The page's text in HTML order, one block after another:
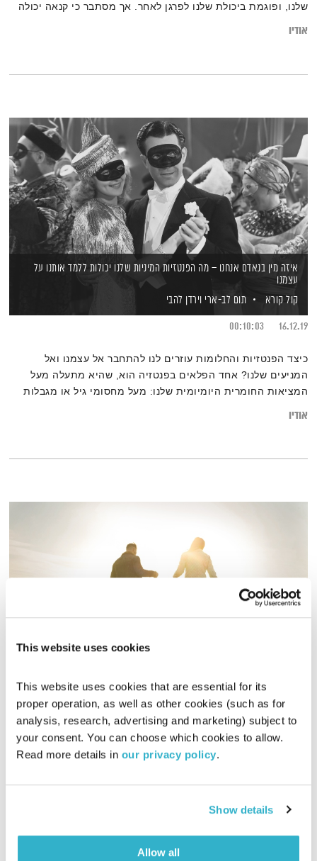
This website uses cookies
This website uses cookies that are essential for its
proper operation, as well as other cookies (such as for
analysis, research, advertising and marketing) subject to
your consent. You can choose which cookies to allow.
Read more details in our privacy policy.
Show details
Allow all
שלנו, ופוגמת ביכולת שלנו לפרגן לאחר. אך מסתבר כי קנאה יכולה
אודיו
איזה מין בנאדם אנחנו – מה הפנטזיות המיניות שלנו יכולות ללמד אותנו על
עצמנו
קול קורא
תום לב-ארי וירדן להבי
16.12.19
00:10:03
כיצד הפנטזיות והחלומות עוזרים לנו להתחבר אל עצמנו ואל
המניעים שלנו? אחד הפלאים בפנטזיה הוא, שהיא מתעלה מעל
המציאות החומרית היומיומית שלנו: מעל מחסומי גיל או מגבלות
מקום לשיח, התבוננות ושאילת שאלות
אודיו
קול קורא
תום לב-אריוירדן להבי
08.12.19
00:10:17
עד לשנות השבעים התייחסו מחקרים רבים לקשר שבין האם לילדיה,
אך מחקרים עדכניים מהעת האחרונה בוחנים יותר ויותר את מהות
ההיבט המשחקי לכל הורה שמהווה מפרנס ראשי במשפחה